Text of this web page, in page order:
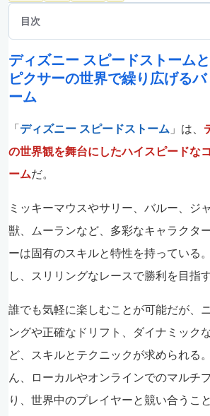
目次
ディズニー スピードストーム
ピクサーの世界で繰り広げる
ーム
「ディズニー スピードストーム 」は、
の世界観を舞台にしたハイスピードな
ームだ。
ミッキーマウスやサリー、バルー、ジ
獣、ムーランなど、多彩なキャラクタ
ーは固有のスキルと特性を持っている
し、スリリングなレースで勝利を目指す
誰でも気軽に楽しむことが可能だが、
ングや正確なドリフト、ダイナミック
ど、スキルとテクニックが求められる
ん、ローカルやオンラインでのマルチ
り、世界中のプレイヤーと競い合うこ